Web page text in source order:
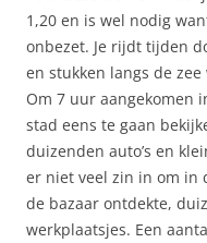
1,20 en is wel nodig
onbezet. Je rijdt tijden
en stukken langs de
Om 7 uur aangekomen
stad eens te gaan
duizenden auto’s en
er niet veel zin in om in
de bazaar ontdekte,
werkplaatsjes. Een